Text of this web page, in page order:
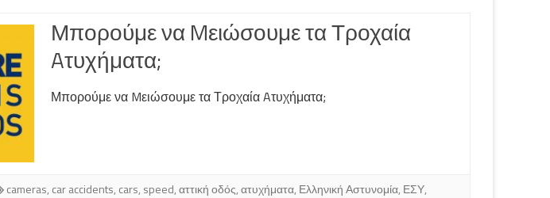
Μπορούμε να Mειώσουμε τα Τροχαία
Aτυχήματα;
Μπορούμε να Mειώσουμε τα Τροχαία Aτυχήματα;
cameras, car accidents, cars, speed,αττική οδός,ατυχήματα, Ελληνική Αστυνομία, ΕΣΥ,